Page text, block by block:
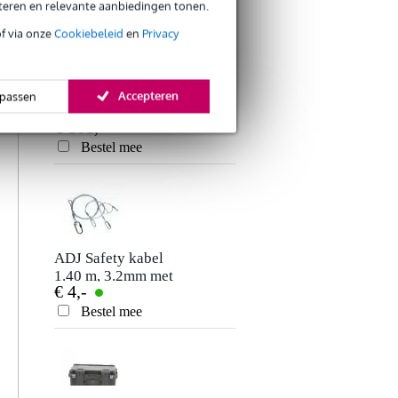
en relevante aanbiedingen tonen.
via onzeCookiebeleid en Privacy
Accepteren
Verstuur
veiligheidshelm
Vertex
Bestel mee
ADJ Safety kabel
1.40 m, 3.2mm met
karabijnhaak
€ 4,-
Bestel mee